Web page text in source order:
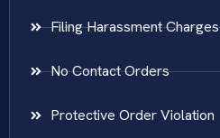
Filing Harassment Charges
No Contact Orders
Protective Order Violation